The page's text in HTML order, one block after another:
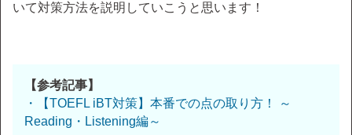
いて対策方法を説明していこうと思います！
【参考記事】
・【TOEFL iBT対策】本番での点の取り方！ ～
Reading・Listening編～